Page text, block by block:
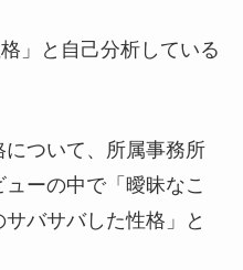
」と自己分析している
ついて、所属事務所
ーの中で「曖昧なこ
バサバした性格」と